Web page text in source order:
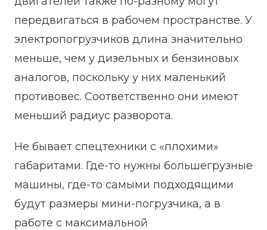
передвигаться в рабочем пространстве. У
электропогрузчиков длина значительно
меньше, чем у дизельных и бензиновых
аналогов, поскольку у них маленький
противовес. Соответственно они имеют
меньший радиус разворота.
Не бывает спецтехники с «плохими»
габаритами. Где-то нужны большегрузные
машины, где-то самыми подходящими
будут размеры мини-погрузчика, а в
работе с максимальной